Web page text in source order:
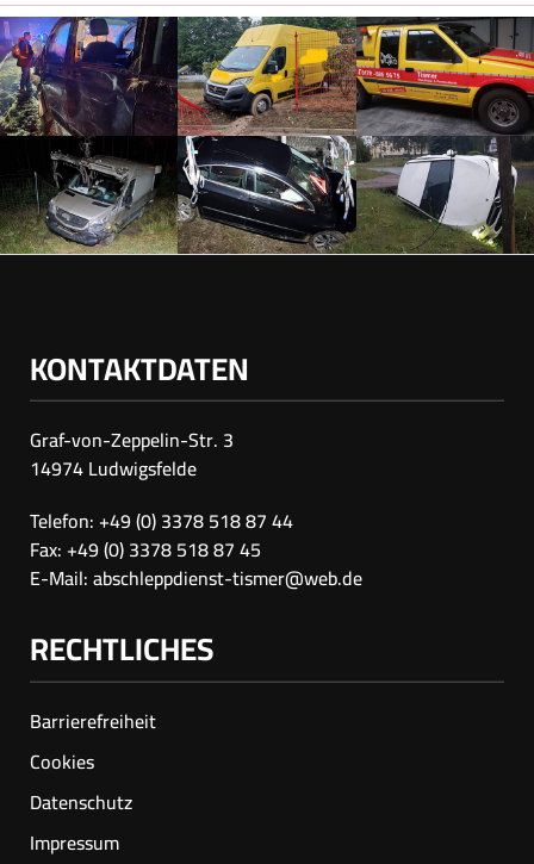
KONTAKTDATEN
Graf-von-Zeppelin-Str. 3
14974 Ludwigsfelde
Telefon: +49 (0) 3378 518 87 44
Fax: +49 (0) 3378 518 87 45
E-Mail:abschleppdienst-tismer@web.de
RECHTLICHES
Barrierefreiheit
Cookies
Datenschutz
Impressum